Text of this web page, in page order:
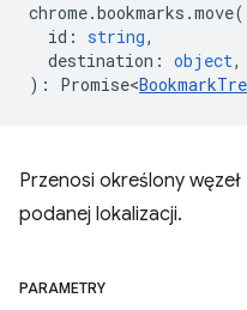
chrome.bookmarks .move(
id : string,
destination : object,
) : Promise<
Przenosi określony
podanej lokalizacji.
PARAMETRY